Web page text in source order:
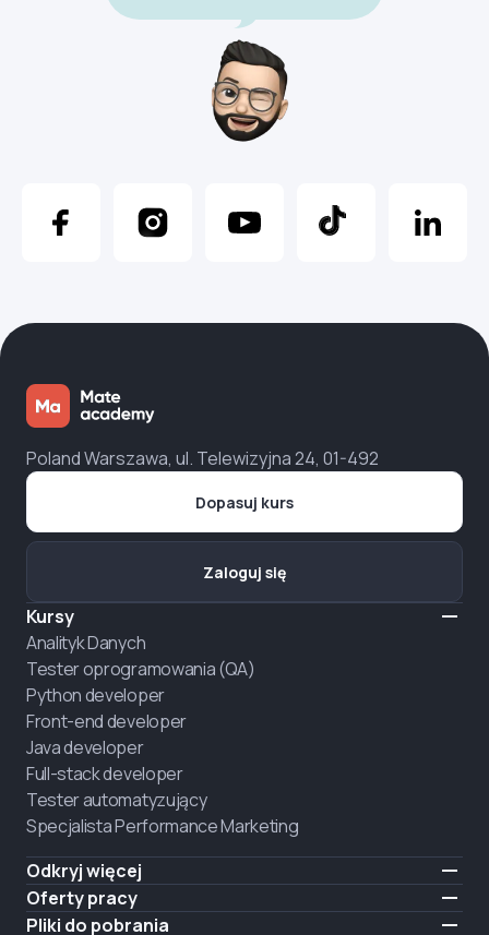
Poland Warszawa, ul. Telewizyjna 24, 01-492
Kursy
Analityk Danych
Tester oprogramowania (QA)
Python developer
Front-end developer
Java developer
Full-stack developer
Tester automatyzujący
Specjalista Performance Marketing
Odkryj więcej
Formaty nauczania
O nas
Oferty pracy
Zatrudnij absolwenta
Pliki do pobrania
Dopasuj kurs
Zaloguj się